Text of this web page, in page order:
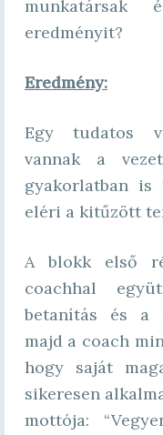
eredményit?
Eredmény:
Egy tudatos
vannak a
gyakorlatban is
eléri a kitűzött
A blokk első
coachhal
betanítás és a
majd a coach
hogy saját
sikeresen
mottója: